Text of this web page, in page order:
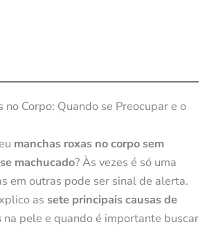
no Corpo: Quando se Preocupar e o
manchas roxas no corpo sem
machucado? Às vezes é só uma
em outras pode ser sinal de alerta.
as sete principais causas de
na pele e quando é importante buscar